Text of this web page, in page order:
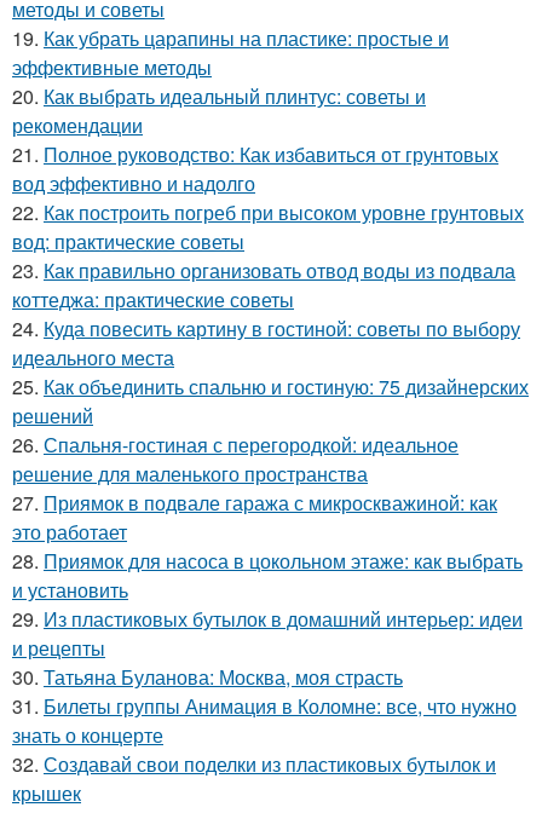
методы и советы
19. Как убрать царапины на пластике: простые и
эффективные методы
20. Как выбрать идеальный плинтус: советы и
рекомендации
21. Полное руководство: Как избавиться от грунтовых
вод эффективно и надолго
22. Как построить погреб при высоком уровне грунтовых
вод: практические советы
23. Как правильно организовать отвод воды из подвала
коттеджа: практические советы
24. Куда повесить картину в гостиной: советы по выбору
идеального места
25. Как объединить спальню и гостиную: 75 дизайнерских
решений
26. Спальня-гостиная с перегородкой: идеальное
решение для маленького пространства
27. Приямок в подвале гаража с микроскважиной: как
это работает
28. Приямок для насоса в цокольном этаже: как выбрать
и установить
29. Из пластиковых бутылок в домашний интерьер: идеи
и рецепты
30. Татьяна Буланова: Москва, моя страсть
31. Билеты группы Анимация в Коломне: все, что нужно
знать о концерте
32. Создавай свои поделки из пластиковых бутылок и
крышек